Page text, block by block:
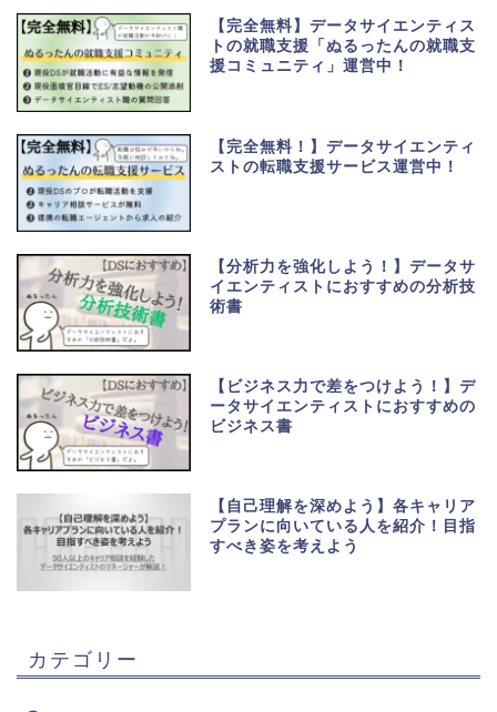
【完全無料】データサイエンティス
トの就職支援「ぬるったんの就職支
援コミュニティ」運営中！
【完全無料！】データサイエンティ
ストの転職支援サービス運営中！
【分析力を強化しよう！】データサ
イエンティストにおすすめの分析技
術書
【ビジネス力で差をつけよう！】デ
ータサイエンティストにおすすめの
ビジネス書
【自己理解を深めよう】各キャリア
プランに向いている人を紹介！目指
すべき姿を考えよう
カテゴリー